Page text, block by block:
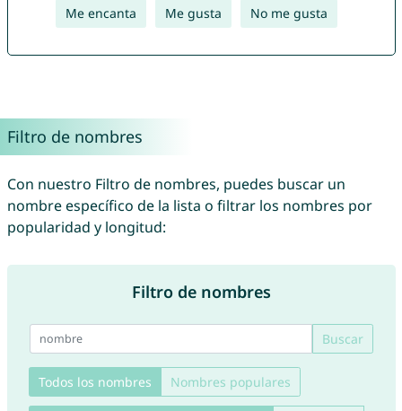
Me encanta Me gusta No me gusta
Filtro de nombres
Con nuestro Filtro de nombres, puedes buscar un
nombre específico de la lista o filtrar los nombres por
popularidad y longitud:
Filtro de nombres
Buscar
Todos los nombres Nombres populares